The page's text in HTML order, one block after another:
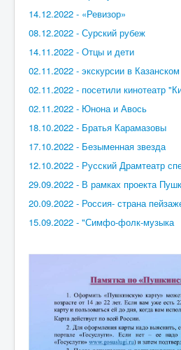
14.12.2022 - «Ревизор»
08.12.2022 - Сурский рубеж
14.11.2022 - Отцы и дети
02.11.2022 - экскурсии в
02.11.2022 - посетили кинотеатр
02.11.2022 - Юнона и Авось
18.10.2022 - Братья Карамазовы
17.10.2022 - Безыменная звезда
12.10.2022 - Русский Драмтеатр
29.09.2022 - В рамках проекта
20.09.2022 - Россия- страна
15.09.2022 - "Симфо-фолк-музыка